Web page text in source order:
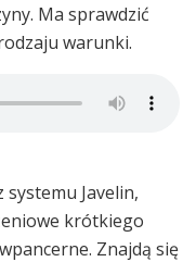
Ma sprawdzić
warunki.
systemu Javelin,
krótkiego
Znajdą się